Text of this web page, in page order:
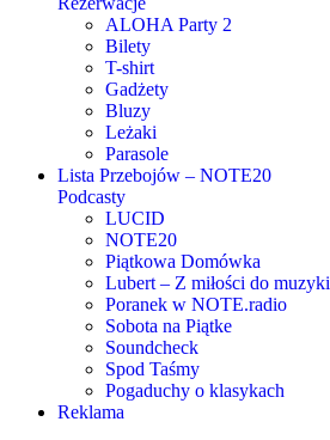
ALOHA Party 2
Bilety
T-shirt
Gadżety
Bluzy
Leżaki
Parasole
Lista Przebojów – NOTE20
Podcasty
LUCID
NOTE20
Piątkowa Domówka
Lubert – Z miłości do muzyki
Poranek w NOTE.radio
Sobota na Piątke
Soundcheck
Spod Taśmy
Pogaduchy o klasykach
Reklama